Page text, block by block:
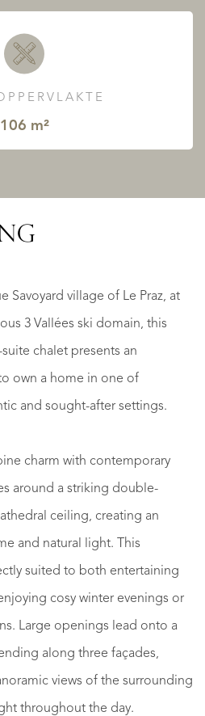
106 m²
Savoyard village of Le Praz, at
3 Vallées ski domain, this
chalet presents an
own a home in one of
and sought-after settings.
charm with contemporary
around a striking double-
ceiling, creating an
and natural light. This
suited to both entertaining
cosy winter evenings or
Large openings lead onto a
along three façades,
views of the surrounding
throughout the day.